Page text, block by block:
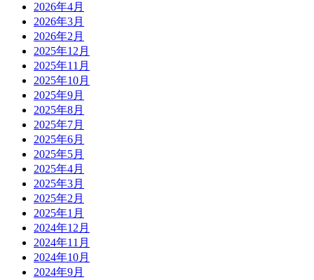
2026年4月
2026年3月
2026年2月
2025年12月
2025年11月
2025年10月
2025年9月
2025年8月
2025年7月
2025年6月
2025年5月
2025年4月
2025年3月
2025年2月
2025年1月
2024年12月
2024年11月
2024年10月
2024年9月